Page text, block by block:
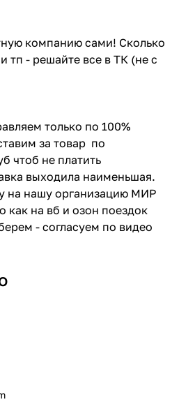
компанию сами! Сколько
тп - решайте все в ТК (не с
только по 100%
за товар по
чтоб не платить
выходила наименьшая.
на нашу организацию МИР
на вб и озон поездок
- согласуем по видео